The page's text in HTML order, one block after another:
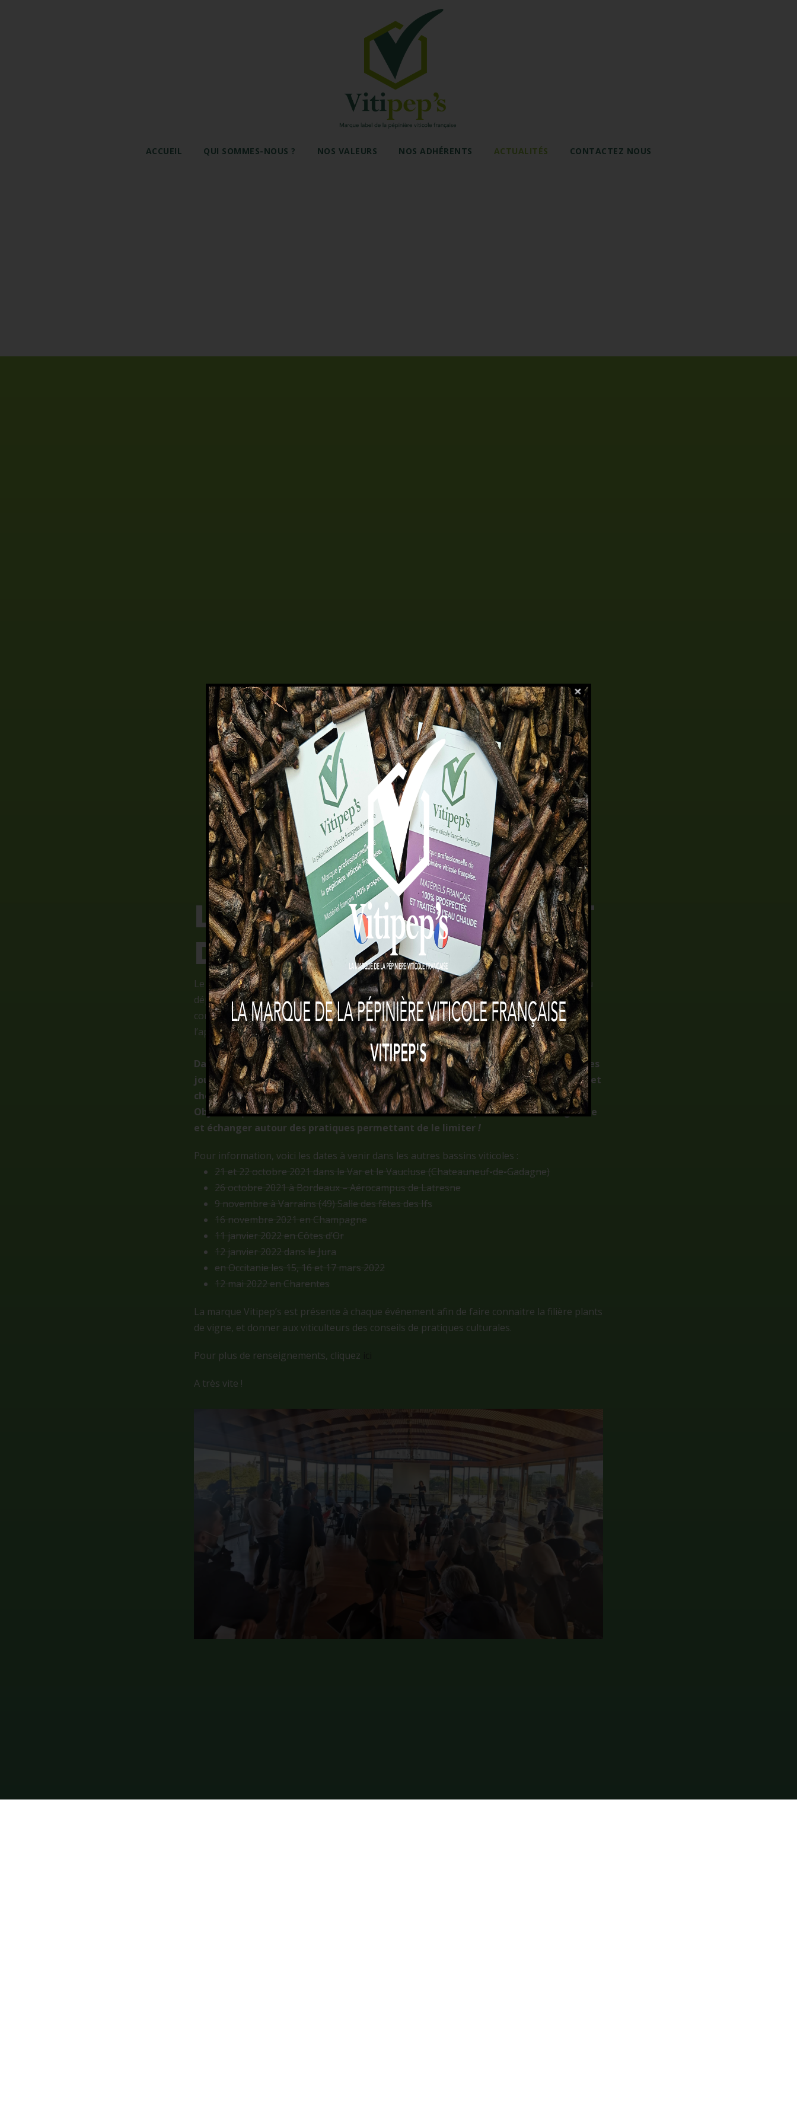
ACCUEIL QUI SOMMES-NOUS ? NOS VALEURS NOS ADHÉRENTS ACTUALITÉS CONTACTEZ NOUS
LE PLAN DÉPÉRISSEMENT
DU VIGNOBLE 2021-2022
Le Plan Dépérissement du Vignoble (PNDV) a pour objectif de limiter les conséquences du
dépérissement de la vigne. Un des piliers majeur de ce projet est de permettre la prise de
conscience autour des enjeux et des risques liés aux dépérissements. La sensibilisation et
l’appropriation du Plan passe par le relais d’informations.
Dans ce cadre, lePNDVorganise en collaboration avec les chambres d’agriculture des
journées de rencontres et d’échanges entre viticulteurs, pépiniéristes, techniciens et
chercheurs.
Objectif : présenter les résultats de la recherche sur les dépérissements du vignoble
et échanger autour des pratiques permettant de le limiter !
Pour information, voici les dates à venir dans les autres bassins viticoles :
21 et 22 octobre 2021 dans le Var et le Vaucluse (Chateauneuf-de-Gadagne)
26 octobre 2021 à Bordeaux – Aérocampus de Latresne
9 novembre à Varrains (49) Salle des fêtes des Ifs
16 novembre 2021 en Champagne
11 janvier 2022 en Côtes d’Or
12 janvier 2022 dans le Jura
en Occitanie les 15, 16 et 17 mars 2022
12 mai 2022 en Charentes
La marque Vitipep’s est présente à chaque événement afin de faire connaitre la filière plants
de vigne, et donner aux viticulteurs des conseils de pratiques culturales.
Pour plus de renseignements, cliquez
A très vite !